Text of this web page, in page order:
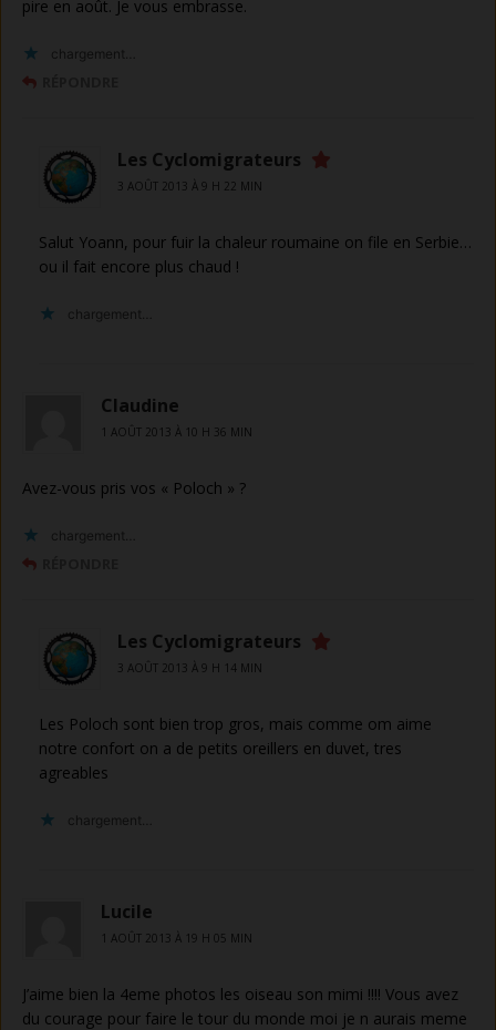
pire en août. Je vous embrasse.
chargement…
Les Cyclomigrateurs
3 AOÛT 2013 À 9 H 22 MIN
Salut Yoann, pour fuir la chaleur roumaine on file en Serbie…
ou il fait encore plus chaud !
chargement…
Claudine
1 AOÛT 2013 À 10 H 36 MIN
Avez-vous pris vos « Poloch » ?
chargement…
Les Cyclomigrateurs
3 AOÛT 2013 À 9 H 14 MIN
Les Poloch sont bien trop gros, mais comme om aime
notre confort on a de petits oreillers en duvet, tres
agreables
chargement…
Lucile
1 AOÛT 2013 À 19 H 05 MIN
J’aime bien la 4eme photos les oiseau son mimi !!!! Vous avez
du courage pour faire le tour du monde moi je n aurais meme